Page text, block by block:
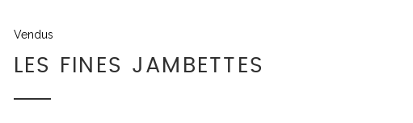
Vendus
LES FINES JAMBETTES